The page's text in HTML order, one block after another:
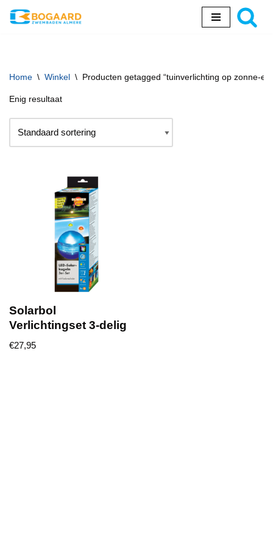
inhoud
Home \ Winkel \ Producten getagged “tuinverlichting op zonne-
Enig resultaat
Solarbol
Verlichtingset 3-delig
€27,95